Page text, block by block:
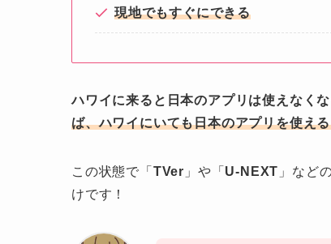
現地でもすぐにできる
ハワイに来ると日本のアプリは使えなく
ば、ハワイにいても日本のアプリを使え
この状態で「 TVer 」や「 U-NEXT 」など
けです！